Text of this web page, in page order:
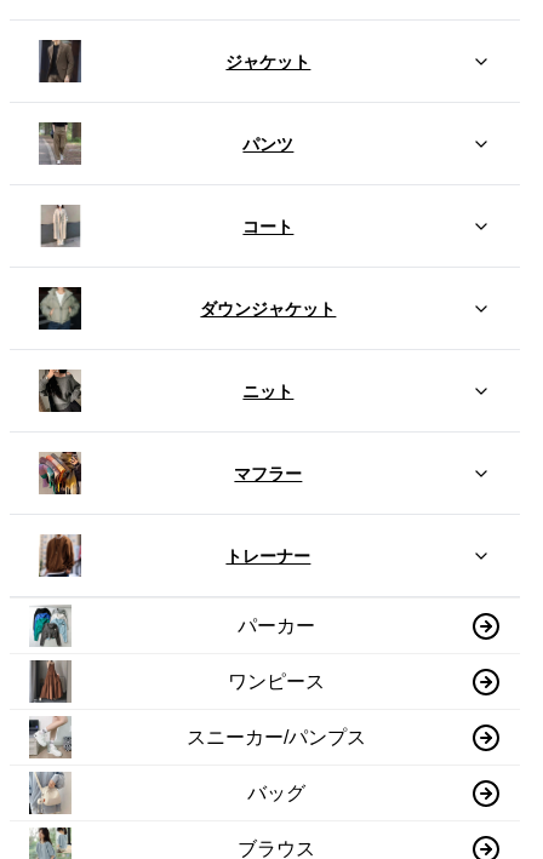
ジャケット
パンツ
コート
ダウンジャケット
ニット
マフラー
トレーナー
パーカー
ワンピース
スニーカー/パンプス
バッグ
ブラウス